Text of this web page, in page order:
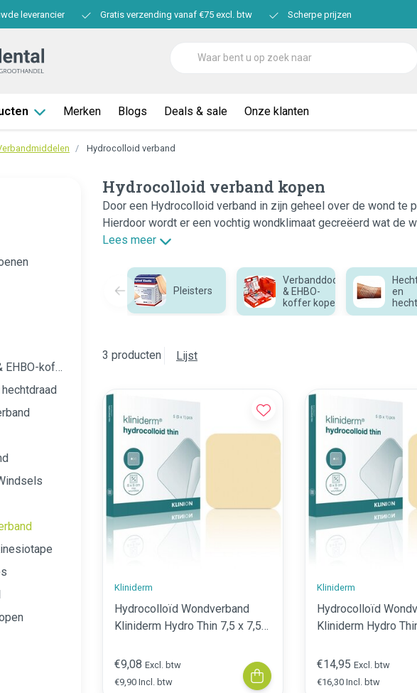
leverancier Gratis verzending vanaf €75 excl. btw Scherpe prijzen
Merken Blogs Deals & sale Onze klanten
Hydrocolloid verband
Verbanddoos & EHBO-koffer kopen
Hydrocolloid verband kopen
Door een Hydrocolloid verband in zijn geheel over de wond
Hierdoor wordt er een vochtig wondklimaat gecreëerd wat de
Lees meer
Pleisters
Verbanddoos
& EHBO-
koffer kopen
en
3 producten Lijst
Kliniderm
Hydrocolloïd Wondverband
Kliniderm Hydro Thin 7,5 x 7,5
€9,08 Excl. btw
€9,90 Incl. btw
Kliniderm
Hydrocolloïd
Kliniderm Hydro
€14,95 Excl. btw
€16,30 Incl. btw